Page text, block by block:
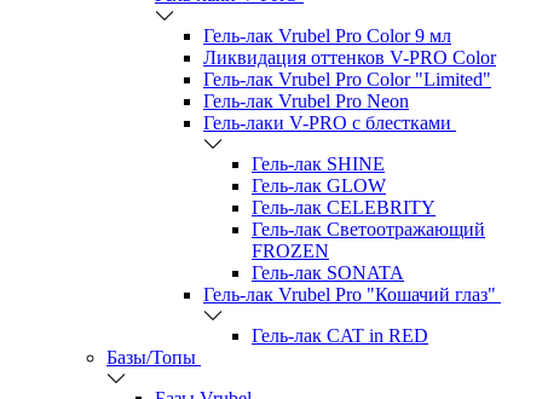
Гель-лак Vrubel Pro Color 9 мл
Ликвидация оттенков V-PRO Color
Гель-лак Vrubel Pro Color "Limited"
Гель-лак Vrubel Pro Neon
Гель-лаки V-PRO c блестками
Гель-лак SHINE
Гель-лак GLOW
Гель-лак CELEBRITY
Гель-лак Светоотражающий
FROZEN
Гель-лак SONATA
Гель-лак Vrubel Pro "Кошачий глаз"
Гель-лак CAT in RED
Базы/Топы